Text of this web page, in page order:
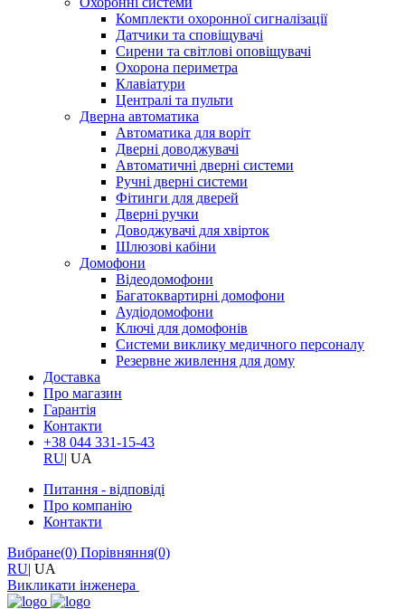
Комплекти охоронної сигналізації
Датчики та сповіщувачі
Сирени та світлові оповіщувачі
Охорона периметра
Клавіатури
Централі та пульти
Дверна автоматика
Автоматика для воріт
Дверні доводжувачі
Автоматичні дверні системи
Ручні дверні системи
Фітинги для дверей
Дверні ручки
Доводжувачі для хвірток
Шлюзові кабіни
Домофони
Відеодомофони
Багатоквартирні домофони
Аудіодомофони
Ключі для домофонів
Системи виклику медичного персоналу
Резервне живлення для дому
Доставка
Про магазин
Гарантія
Контакти
+38 044 331-15-43
RU| UA
Питання - відповіді
Про компанію
Контакти
Вибране(0) Порівняння(0)
RU| UA
Викликати інженера